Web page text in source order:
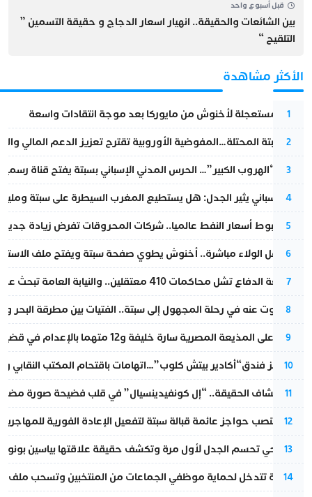
قبل أسبوع واحد
بين الشائعات والحقيقة.. انهيار اسعار الدجاج و حقيقة التسمين ”
التلقيح “
الأكثر مشاهدة
1
عودة مستعجلة لأخنوش من مايوركا بعد موجة انتقادات واسعة
2
أزمة سبتة المحتلة…المفوضية الأوروبية تقترح تعزيز الدعم المالي
3
عملية “الهروب الكبير”… الحرس المدني الإسباني بسبتة يفتح قناة
4
تقرير إسباني يثير الجدل: هل يستطيع المغرب السيطرة على سبتة
5
رغم هبوط أسعار النفط عالميا.. شركات المحروقات تفرض زيادة
6
بعد حفل الولاء مباشرة.. أخنوش يطوي صفحة سبتة ويفتح ملف
7
مقاطعة الدفاع تشل محاكمات 410 معتقلين.. والنيابة العامة تبحث عن حل قانوني
8
المسكوت عنه في رحلة المجهول إلى سبتة.. الفتيات بين مطرقة البحر
9
الحكم على المذيعة المصرية سارة خليفة و12 متهما بالإعدام في قضية هزت بلاد الفراعنة
10
أزمة تهز فندق“أكادير بيتش كلوب”…اتهامات باقتحام المكتب النقابي
11
بعد انكشاف الحقيقة.. “إل كونفيدينسيال” في قلب فضيحة صورة
12
إسبانيا تنصب حواجز عائمة قبالة سبتة لتفعيل الإعادة الفورية للمهاجرين
13
نورا فتحي تحسم الجدل لأول مرة وتكشف حقيقة علاقتها بياسين بونو
14
الداخلية تتدخل لحماية موظفي الجماعات من المنتخبين وتسحب ملف